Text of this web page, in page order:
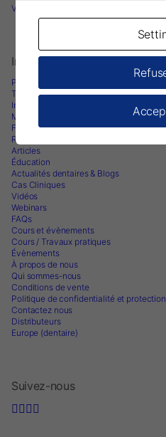
Visit Parkell USA
Informations sur les produits
Produits
Téléchargements
Instructions d’utilisation
Matériel Marketing
Fiche de données de sécurité
Recherche et Publications
Articles
Éducation
Actualités dentaires & Blogs
Cas Cliniques
Vidéos
Webinars
FAQs
Cours et évènements
Cours / Travaux pratiques
Évènements
À propos de nous
Qui sommes-nous
Conditions de vente
Politique de confidentialité et
Contactez nous
Distributeurs
Europe (dentaire)
Suivez-nous